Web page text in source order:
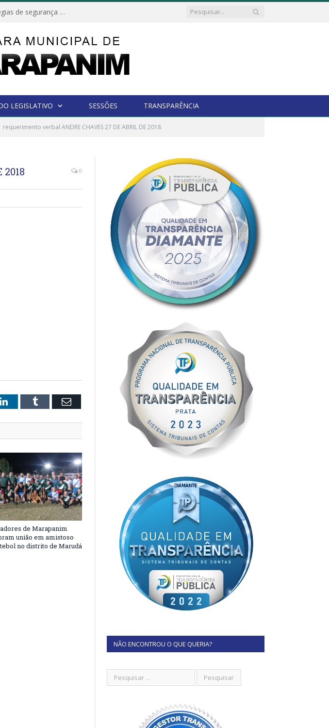
Câmara Municipal de Marapanim discute estratégias de segurança com autoridades e poder executivo
LEGISLATIVO SESSÕES TRANSPARÊNCIA
requerimento verbal ANDRE CHAVES 27 DE ABRIL DE 2018
0
LinkedInTumblr Email
de Marapanim
união em amistoso
no distrito de Marudá
NÃO ENCONTROU O QUE QUERIA?